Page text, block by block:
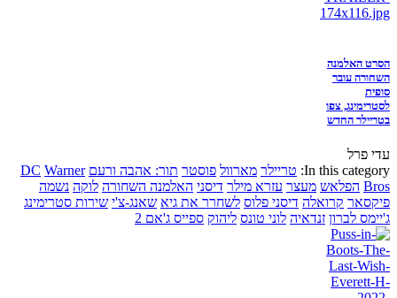
הסרט האלמנה
השחורה עובר
סופית
לסטרימינג, צפו
בטריילר החדש
עדי פרל
In this category: טריילר מארוול פוסטר תור: אהבה ורעם DC Warner
Bros הפלאש מעצר עזרא מילר דיסני האלמנה השחורה לוקה נשמה
פיקסאר קרואלה דיסני פלוס לשחרר את גיא שאנג-צ'י שירות סטרימינג
ג'יימס לברון זנדאיה לוני טונס ליהוק ספייס ג'אם 2